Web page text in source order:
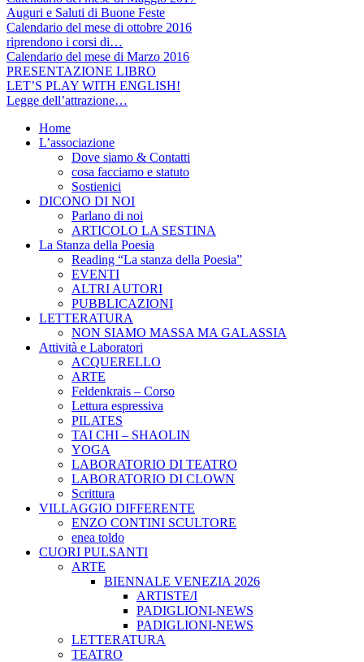
Auguri e Saluti di Buone Feste
Calendario del mese di ottobre 2016
riprendono i corsi di…
Calendario del mese di Marzo 2016
PRESENTAZIONE LIBRO
LET’S PLAY WITH ENGLISH!
Legge dell’attrazione…
Home
L’associazione
Dove siamo & Contatti
cosa facciamo e statuto
Sostienici
DICONO DI NOI
Parlano di noi
ARTICOLO LA SESTINA
La Stanza della Poesia
Reading “La stanza della Poesia”
EVENTI
ALTRI AUTORI
PUBBLICAZIONI
LETTERATURA
NON SIAMO MASSA MA GALASSIA
Attività e Laboratori
ACQUERELLO
ARTE
Feldenkrais – Corso
Lettura espressiva
PILATES
TAI CHI – SHAOLIN
YOGA
LABORATORIO DI TEATRO
LABORATORIO DI CLOWN
Scrittura
VILLAGGIO DIFFERENTE
ENZO CONTINI SCULTORE
enea toldo
CUORI PULSANTI
ARTE
BIENNALE VENEZIA 2026
ARTISTE/I
PADIGLIONI-NEWS
PADIGLIONI-NEWS
LETTERATURA
TEATRO